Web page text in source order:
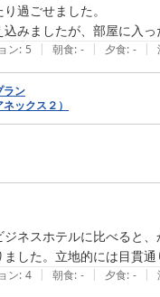
過ごせました。
みましたが、部屋に入
ン: 5 | 朝食: - | 夕食: - |
ン
ックス２）
ネスホテルに比べると
した。立地的には目貫通
ン: 4 | 朝食: - | 夕食: - |